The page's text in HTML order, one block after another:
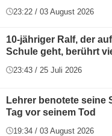
23:22 / 03 August 2026
10-jähriger Ralf, der
Schule geht, berührt
23:43 / 25 Juli 2026
Lehrer benotete seine
Tag vor seinem Tod
19:34 / 03 August 2026